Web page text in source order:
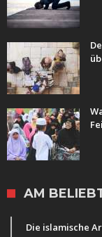
AM
Die islamische